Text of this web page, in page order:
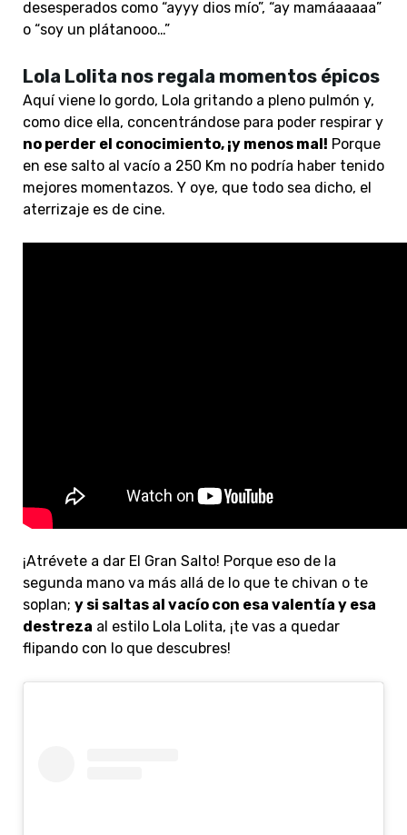
desesperados como “ayyy dios mío”, “ay mamáaaaaa”
o “soy un plátanooo…”
Lola Lolita nos regala momentos épicos
Aquí viene lo gordo, Lola gritando a pleno pulmón y,
como dice ella, concentrándose para poder respirar y
no perder el conocimiento, ¡y menos mal! Porque
en ese salto al vacío a 250 Km no podría haber tenido
mejores momentazos. Y oye, que todo sea dicho, el
aterrizaje es de cine.
¡Atrévete a dar El Gran Salto! Porque eso de la
segunda mano va más allá de lo que te chivan o te
soplan; y si saltas al vacío con esa valentía y esa
destreza al estilo Lola Lolita, ¡te vas a quedar
flipando con lo que descubres!